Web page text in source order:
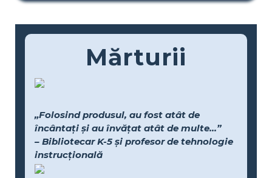
Mărturii
„Folosind produsul, au fost atât de
încântați și au învățat atât de multe...”
– Bibliotecar K-5 și profesor de tehnologie
instrucțională